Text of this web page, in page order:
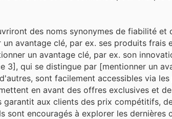
des noms synonymes de fiabilité et
avantage clé, par ex. ses produits frais
un avantage clé, par ex. son
3], qui se distingue par [mentionner un
sont facilement accessibles via
en avant des offres exclusives et
garantit aux clients des prix compétitifs,
sont encouragés à explorer les dernières